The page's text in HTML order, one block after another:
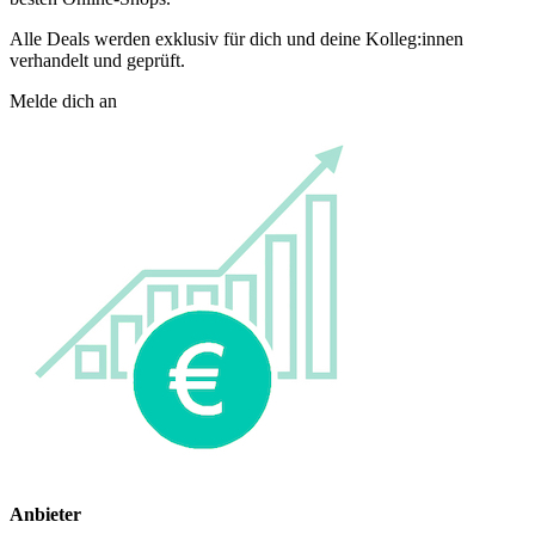
Alle Deals werden exklusiv für dich und deine Kolleg:innen
verhandelt und geprüft.
Melde dich an
Anbieter